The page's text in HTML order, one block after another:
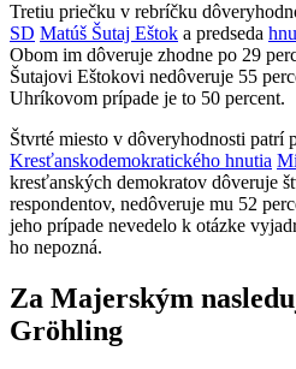
Tretiu priečku v rebríčku
SD Matúš Šutaj Eštok a predseda
Obom im dôveruje zhodne po 29
Šutajovi Eštokovi nedôveruje 55
Uhríkovom prípade je to 50 percent.
Štvrté miesto v dôveryhodnosti patrí
Kresťanskodemokratického hnutia
kresťanských demokratov dôveruje
respondentov, nedôveruje mu 52
jeho prípade nevedelo k otázke
ho nepozná.
Za Majerským
Gröhling